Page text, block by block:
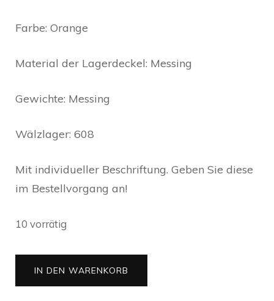
Farbe: Orange
Material der Lagerdeckel: Messing
Gewichte: Messing
Wälzlager: 608
Mit individueller Beschriftung. Geben Sie diese
im Bestellvorgang an!
10 vorrätig
Fidget
Spinner
IN DEN WARENKORB